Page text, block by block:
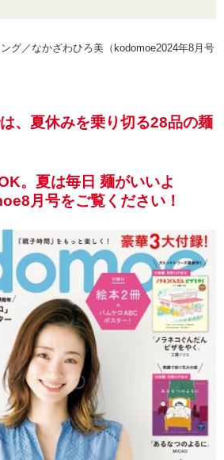
グ／なかざわひろ美（kodomoe2024年8月号
、夏休みを乗り切る28品の麺
。夏は毎日 麺がいいよ
月号をご覧ください！